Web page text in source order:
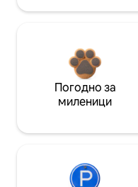
Погодно за
миленици